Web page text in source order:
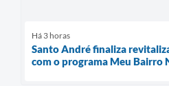
Há 3 horas
Santo André finaliza
com o programa Meu Bairro